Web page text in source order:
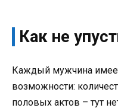
Как не
Каждый мужчина
возможности:
половых актов – тут